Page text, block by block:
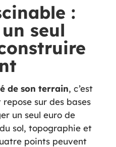
:
seul
de son terrain, c’est
repose sur des bases
un seul euro de
sol, topographie et
points peuvent